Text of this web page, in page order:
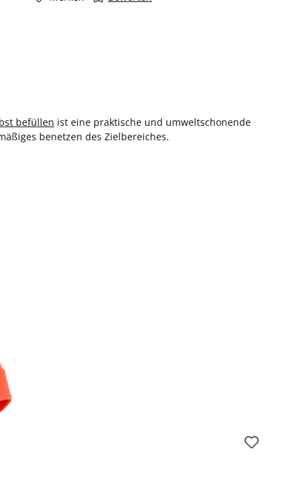
befüllen ist eine praktische und umweltschonende
benetzen des Zielbereiches.